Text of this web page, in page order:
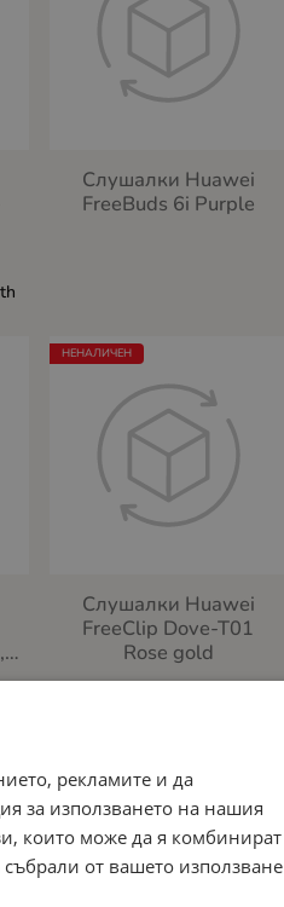
Слушалки Huawei
FreeBuds 6i Purple
Слушалки Huawei
FreeClip Dove-T01
Rose gold
ТИП: Open-ear
НЕНАЛИЧЕН
НЕНАЛИЧЕН
рекламите и да
за използването на нашия
които може да я комбинират
от вашето използване